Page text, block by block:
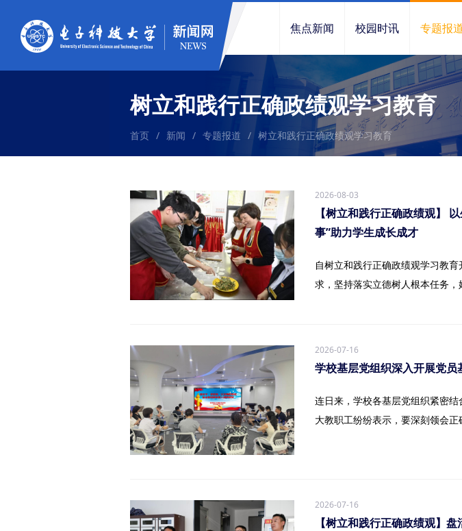
焦点新闻 校园时讯 专题报
树立和践行正确政绩观学习教育
首页 / 新闻 / 专题报道 / 树立和践行正确政绩观学习教育
2026-08-03
【树立和践行正确政绩观】
事”助力学生成长成才
自树立和践行正确政绩观学习教
求，坚持落实立德树人根本任务
2026-07-16
学校基层党组织深入开展党员
连日来，学校各基层党组织紧密
大教职工纷纷表示，要深刻领会
2026-07-16
【树立和践行正确政绩观】